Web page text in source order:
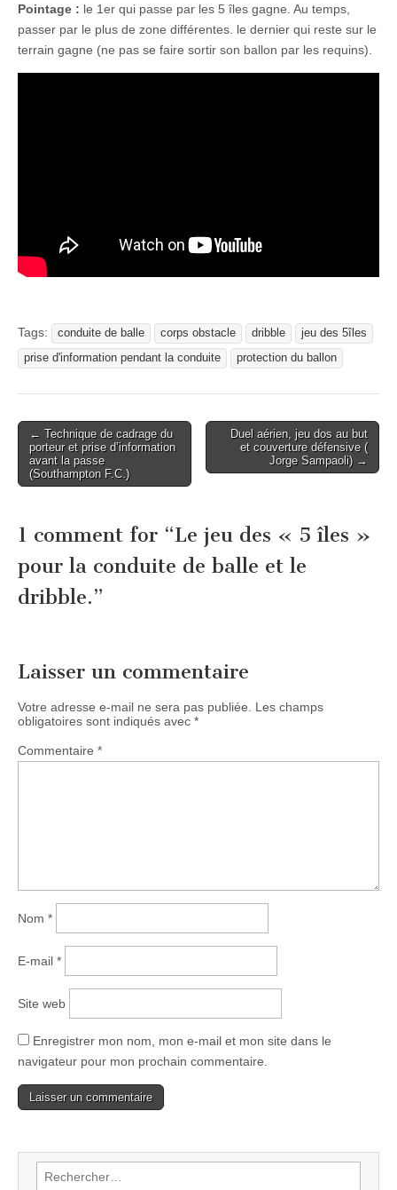
Pointage : le 1er qui passe par les 5 îles gagne. Au temps,
passer par le plus de zone différentes. le dernier qui reste sur le
terrain gagne (ne pas se faire sortir son ballon par les requins).
Tags: conduite de balle corps obstacle dribble
jeu des 5îles
prise d'information pendant la conduite
protection du ballon
Post
navigation
← Technique de cadrage du
porteur et prise d’information
avant la passe
(Southampton F.C.)
Duel aérien, jeu dos au but
et couverture défensive (
Jorge Sampaoli) →
1 comment for “Le jeu des « 5 îles »
pour la conduite de balle et le
dribble.”
Laisser un commentaire
Votre adresse e-mail ne sera pas publiée.
Les champs
obligatoires sont indiqués avec *
Commentaire *
Nom *
E-mail *
Site web
Enregistrer mon nom, mon e-mail et mon site dans le
navigateur pour mon prochain commentaire.
Rechercher :